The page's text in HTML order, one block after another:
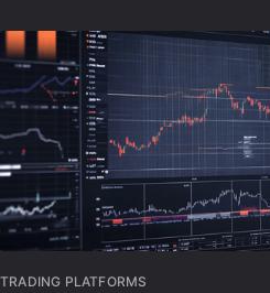
TRADING PLATFORMS